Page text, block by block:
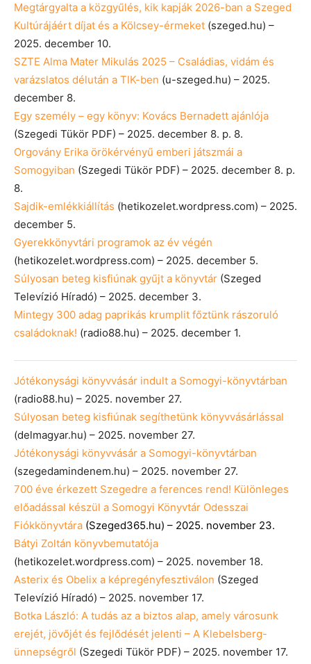
Megtárgyalta a közgyűlés, kik kapják 2026-ban a Szeged
Kultúrájáért díjat és a Kölcsey-érmeket (szeged.hu) –
2025. december 10.
SZTE Alma Mater Mikulás 2025 – Családias, vidám és
varázslatos délután a TIK-ben (u-szeged.hu) – 2025.
december 8.
Egy személy – egy könyv: Kovács Bernadett ajánlója
(Szegedi Tükör PDF) – 2025. december 8. p. 8.
Orgovány Erika örökérvényű emberi játszmái a
Somogyiban (Szegedi Tükör PDF) – 2025. december 8. p.
8.
Sajdik-emlékkiállítás (hetikozelet.wordpress.com) – 2025.
december 5.
Gyerekkönyvtári programok az év végén
(hetikozelet.wordpress.com) – 2025. december 5.
Súlyosan beteg kisfiúnak gyűjt a könyvtár (Szeged
Televízió Híradó) – 2025. december 3.
Mintegy 300 adag paprikás krumplit főztünk rászoruló
családoknak! (radio88.hu) – 2025. december 1.
Jótékonysági könyvvásár indult a Somogyi-könyvtárban
(radio88.hu) – 2025. november 27.
Súlyosan beteg kisfiúnak segíthetünk könyvvásárlással
(delmagyar.hu) – 2025. november 27.
Jótékonysági könyvvásár a Somogyi-könyvtárban
(szegedamindenem.hu) – 2025. november 27.
700 éve érkezett Szegedre a ferences rend! Különleges
előadással készül a Somogyi Könyvtár Odesszai
Fiókkönyvtára (Szeged365.hu) – 2025. november 23.
Bátyi Zoltán könyvbemutatója
(hetikozelet.wordpress.com) – 2025. november 18.
Asterix és Obelix a képregényfesztiválon (Szeged
Televízió Híradó) – 2025. november 17.
Botka László: A tudás az a biztos alap, amely városunk
erejét, jövőjét és fejlődését jelenti – A Klebelsberg-
ünnepségről (Szegedi Tükör PDF) – 2025. november 17.